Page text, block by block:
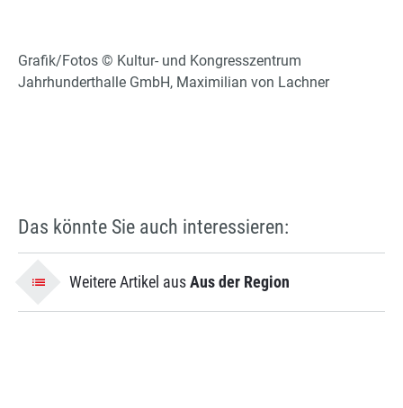
Grafik/Fotos © Kultur- und Kongresszentrum
Jahrhunderthalle GmbH, Maximilian von Lachner
Das könnte Sie auch interessieren:
Weitere Artikel ausAus der Region